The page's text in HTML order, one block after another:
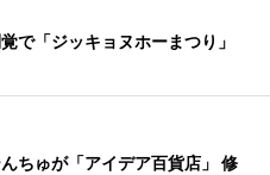
で「ジッキョヌホーまつり」
ちゅが「アイデア百貨店」 修